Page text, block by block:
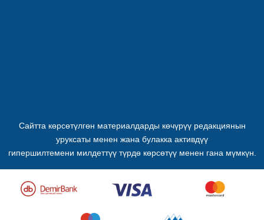
Сайтта көрсөтүлгөн материалдарды көчүрүү редакциянын
уруксаты менен жана булакка активдүү
гипершилтемени милдеттүү түрдө көрсөтүү менен гана мүмкүн.